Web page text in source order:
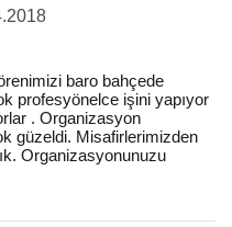
baro bahçede
profesyönelce işini yapıyor
. Organizasyon
güzeldi. Misafirlerimizden
Organizasyonunuzu